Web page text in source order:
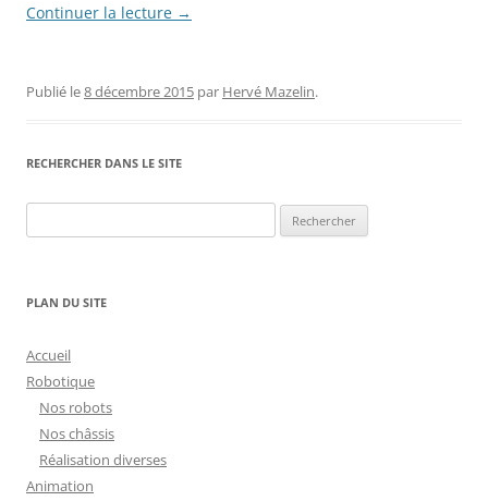
Continuer la lecture →
Publié le8 décembre 2015 par Hervé Mazelin.
RECHERCHER DANS LE SITE
PLAN DU SITE
Accueil
Robotique
Nos robots
Nos châssis
Réalisation diverses
Animation